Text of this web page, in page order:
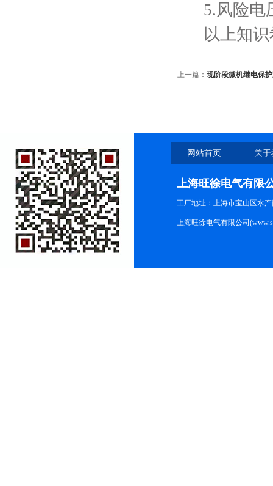
5.风险电压
以上知识
上一篇： 现阶段微机继电保
网站首页 关
上海旺徐电气有限
工厂地址：上海市宝山区水产
上海旺徐电气有限公司